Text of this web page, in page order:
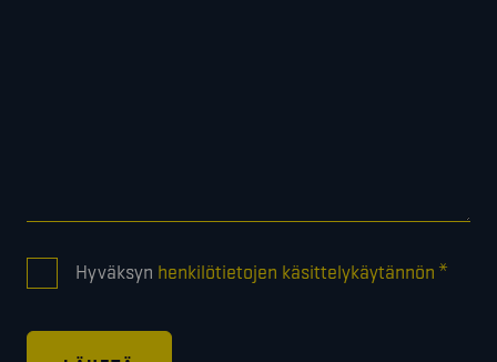
Hyväksyn henkilötietojen käsittelykäytännön *